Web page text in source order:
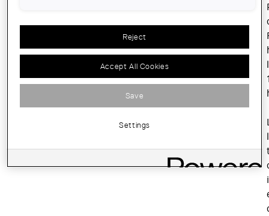
Reject
Accept All Cookies
Save
Settings